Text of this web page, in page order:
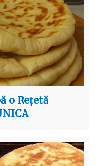
o Rețetă